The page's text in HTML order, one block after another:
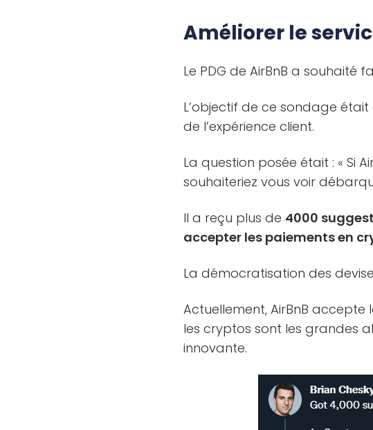
Améliorer le
Le PDG de AirBnB a
L’objectif de ce sondage était
de l’expérience client.
La question posée était : « Si
souhaiteriez vous voir
Il a reçu plus de 4000
accepter les paiements en
La démocratisation des
Actuellement, AirBnB
les cryptos sont les grandes
innovante.